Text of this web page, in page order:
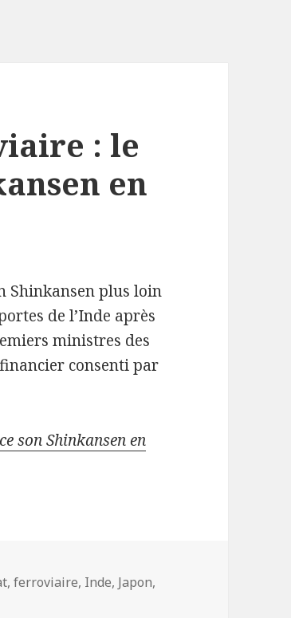
: le
en
Shinkansen plus loin
de l’Inde après
ministres des
consenti par
son Shinkansen en
,ferroviaire, Inde, Japon,